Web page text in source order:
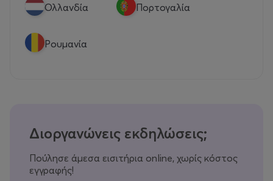
Ολλανδία Πορτογαλία
Ρουμανία
Διοργανώνεις εκδηλώσεις;
Πούλησε άμεσα εισιτήρια online, χωρίς κόστος
εγγραφής!